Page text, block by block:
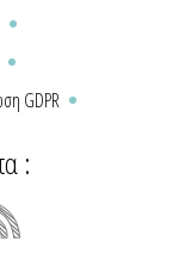
GDPR
: